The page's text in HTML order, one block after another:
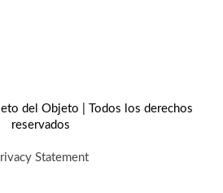
del Objeto | Todos los derechos
reservados
Statement